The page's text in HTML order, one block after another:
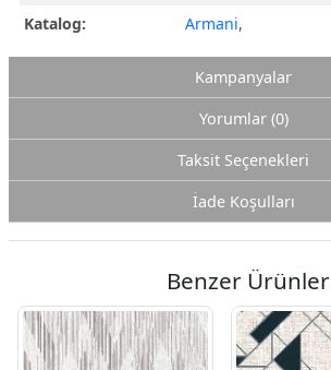
Katalog:
Armani,
Kampanyalar
Yorumlar (0)
Taksit Seçenekleri
İade Koşulları
Benzer Ürünler